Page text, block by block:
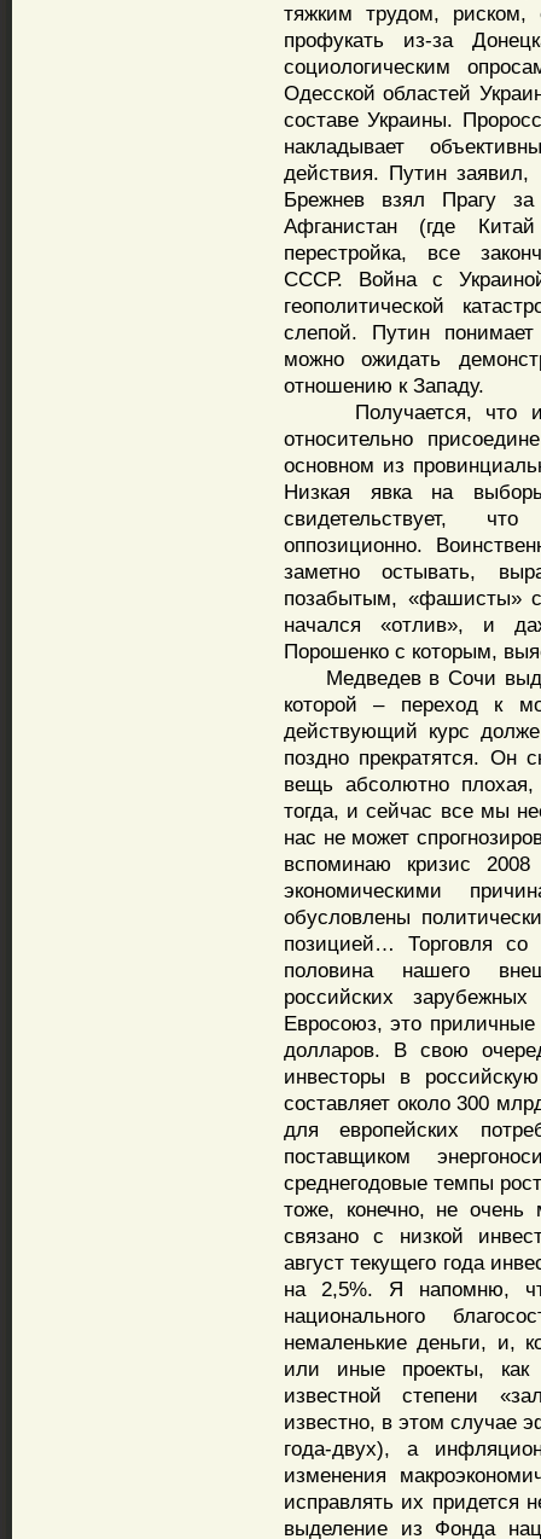
тяжким трудом, риском,
профукать из-за
социологическим
Одесской областей
составе Украины.
накладывает
действия. Путин
Брежнев взял Прагу
Афганистан (где
перестройка, все
СССР. Война с
геополитической
слепой. Путин
можно ожидать
отношению к Западу.
Получается, что и в
относительно
основном из
Низкая явка на
свидетельствует,
оппозиционно.
заметно остывать,
позабытым, «фашисты»
начался «отлив», и
Порошенко с которым,
Медведев в Сочи
которой – переход к
действующий курс
поздно прекратятся. Он
вещь абсолютно
тогда, и сейчас все мы
нас не может
вспоминаю кризис
экономическими
обусловлены
позицией… Торговля
половина нашего
российских
Евросоюз, это приличные
долларов. В свою
инвесторы в
составляет около 300
для европейских
поставщиком
среднегодовые темпы
тоже, конечно, не
связано с низкой
август текущего года
на 2,5%. Я напомню,
национального
немаленькие деньги, и,
или иные проекты, как
известной степени
известно, в этом случае
года-двух), а
изменения
исправлять их придется
выделение из Фонда